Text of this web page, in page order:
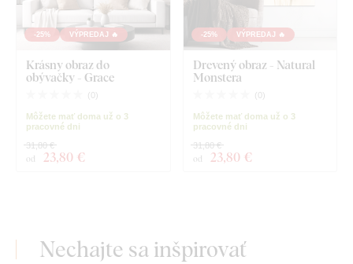
-25% VÝPREDAJ 🔥
Krásny obraz do
obývačky - Grace
( 0)
Môžete mať doma už o 3
pracovné dni
od 23,80 €
31,80 €
-25% VÝPREDAJ 🔥
Drevený obraz - Natural
Monstera
( 0)
Môžete mať doma už o 3
pracovné dni
od 23,80 €
31,80 €
Nechajte sa inšpirovať